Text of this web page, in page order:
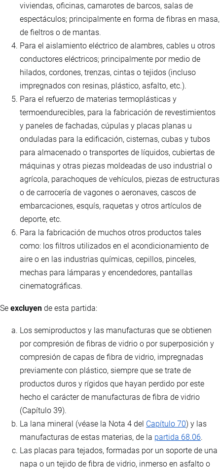
viviendas, oficinas, camarotes de barcos, salas de
espectáculos; principalmente en forma de fibras en masa,
de fieltros o de mantas.
Para el aislamiento eléctrico de alambres, cables u otros
conductores eléctricos; principalmente por medio de
hilados, cordones, trenzas, cintas o tejidos (incluso
impregnados con resinas, plástico, asfalto, etc.).
Para el refuerzo de materias termoplásticas y
termoendurecibles, para la fabricación de revestimientos
y paneles de fachadas, cúpulas y placas planas u
onduladas para la edificación, cisternas, cubas y tubos
para almacenado o transportes de líquidos, cubiertas de
máquinas y otras piezas moldeadas de uso industrial o
agrícola, parachoques de vehículos, piezas de estructuras
o de carrocería de vagones o aeronaves, cascos de
embarcaciones, esquís, raquetas y otros artículos de
deporte, etc.
Para la fabricación de muchos otros productos tales
como: los filtros utilizados en el acondicionamiento de
aire o en las industrias químicas, cepillos, pinceles,
mechas para lámparas y encendedores, pantallas
cinematográficas.
Se excluyen de esta partida:
Los semiproductos y las manufacturas que se obtienen
por compresión de fibras de vidrio o por superposición y
compresión de capas de fibra de vidrio, impregnadas
previamente con plástico, siempre que se trate de
productos duros y rígidos que hayan perdido por este
hecho el carácter de manufacturas de fibra de vidrio
(Capítulo 39).
La lana mineral (véase la Nota 4 del Capítulo 70) y las
manufacturas de estas materias, de la partida 68.06.
Las placas para tejados, formadas por un soporte de una
napa o un tejido de fibra de vidrio, inmerso en asfalto o